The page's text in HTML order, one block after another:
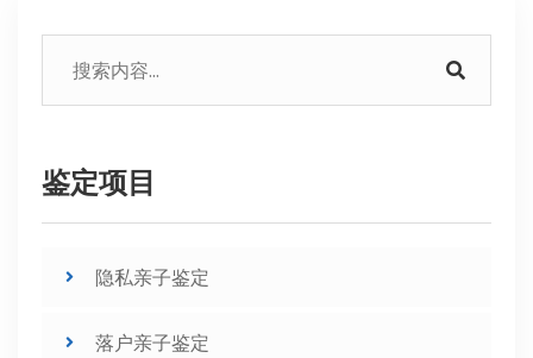
鉴定项目
隐私亲子鉴定
落户亲子鉴定